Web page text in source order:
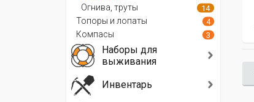
Огнива, труты 14
Топоры и лопаты 4
Компасы 3
Наборы для
выживания
Инвентарь